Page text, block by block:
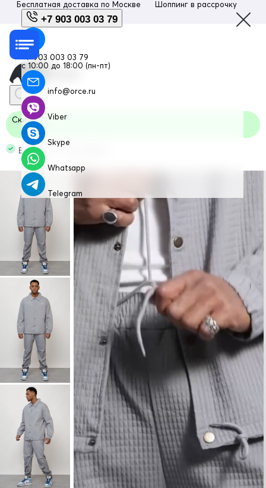
Бесплатная доставка по Москве Шоппинг в рассрочку
+7 903 003 03 79
+7 903 003 03 79
с 10:00 до 18:00 (пн-пт)
info@orce.ru
Viber
Skype
Whatsapp
Telegram
Скидка
В наличии Код: 15010Sr